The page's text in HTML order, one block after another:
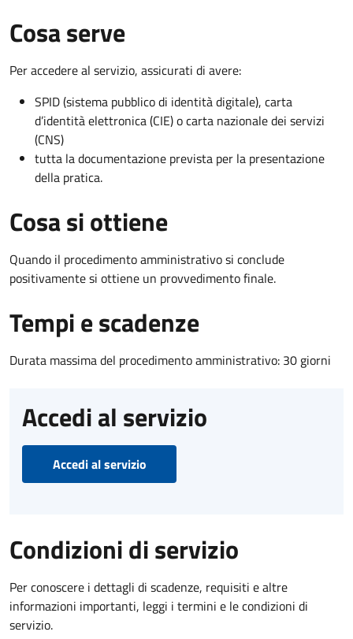
Cosa serve
Per accedere al servizio, assicurati di avere:
SPID (sistema pubblico di identità digitale), carta
d’identità elettronica (CIE) o carta nazionale dei servizi
(CNS)
tutta la documentazione prevista per la presentazione
della pratica.
Cosa si ottiene
Quando il procedimento amministrativo si conclude
positivamente si ottiene un provvedimento finale.
Tempi e scadenze
Durata massima del procedimento amministrativo: 30 giorni
Accedi al servizio
Accedi al servizio
Condizioni di servizio
Per conoscere i dettagli di scadenze, requisiti e altre
informazioni importanti, leggi i termini e le condizioni di
servizio.